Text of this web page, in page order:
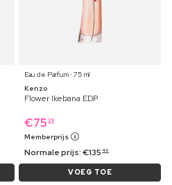
Eau de Parfum ⋅ 75 ml
Kenzo
Flower Ikebana EDP
€75 39
Memberprijs
Normale prijs:€135 49
VOEG TOE